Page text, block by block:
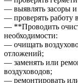
— выявлять засоры и
— проверять работу
— **Проводить
необходимости:
— очищать
отложений;
— заменять или
воздуховодов;
— ремонтировать